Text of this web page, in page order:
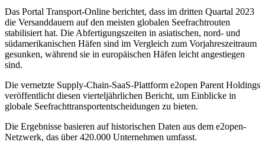
Das Portal Transport-Online berichtet, dass im dritten Quartal 2023
die Versanddauern auf den meisten globalen Seefrachtrouten
stabilisiert hat. Die Abfertigungszeiten in asiatischen, nord- und
südamerikanischen Häfen sind im Vergleich zum Vorjahreszeitraum
gesunken, während sie in europäischen Häfen leicht angestiegen
sind.
Die vernetzte Supply-Chain-SaaS-Plattform e2open Parent Holdings
veröffentlicht diesen vierteljährlichen Bericht, um Einblicke in
globale Seefrachttransportentscheidungen zu bieten.
Die Ergebnisse basieren auf historischen Daten aus dem e2open-
Netzwerk, das über 420.000 Unternehmen umfasst.